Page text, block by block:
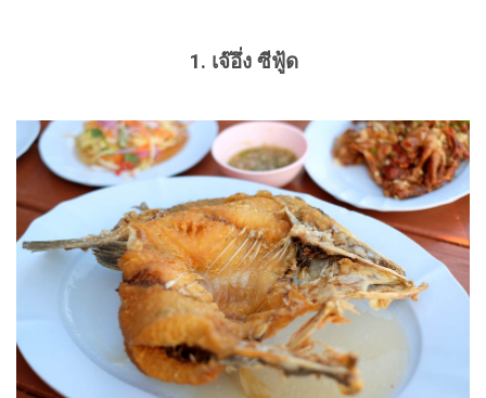
1. เจ๊อึ่ง ซีฟู้ด